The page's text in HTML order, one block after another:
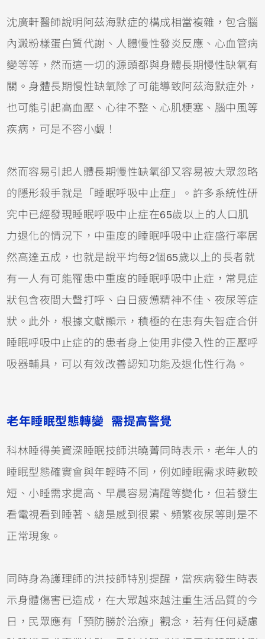
沈廣軒醫師說明阿茲海默症的構成相當複雜，包含腦
內澱粉樣蛋白質代謝、人體慢性發炎反應、心血管病
變等等，然而這一切的源頭都與身體長期慢性缺氧有
關。身體長期慢性缺氧除了可能導致阿茲海默症外，
也可能引起高血壓、心律不整、心肌梗塞、腦中風等
疾病，可是不容小覷！
然而容易引起人體長期慢性缺氧卻又容易被大眾忽略
的隱形殺手就是「睡眠呼吸中止症」。許多系統性研
究中已經發現睡眠呼吸中止症在65歲以上的人口肌
力退化的情況下，中重度的睡眠呼吸中止症盛行率居
然高達五成，也就是說平均每2個65歲以上的長者就
有一人有可能罹患中重度的睡眠呼吸中止症，常見症
狀包含夜間大聲打呼、白日疲憊精神不佳、夜尿等症
狀。此外，根據文獻顯示，積極的在患有失智症合併
睡眠呼吸中止症的的患者身上使用非侵入性的正壓呼
吸器輔具，可以有效改善認知功能及退化性行為。
老年睡眠型態轉變 需提高警覺
科林睡得美資深睡眠技師洪曉菁同時表示，老年人的
睡眠型態確實會與年輕時不同，例如睡眠需求時數較
短、小睡需求提高、早晨容易清醒等變化，但若發生
看電視看到睡著、總是感到很累、頻繁夜尿等則是不
正常現象。
同時身為護理師的洪技師特別提醒，當疾病發生時表
示身體傷害已造成，在大眾越來越注重生活品質的今
日，民眾應有「預防勝於治療」觀念，若有任何疑慮